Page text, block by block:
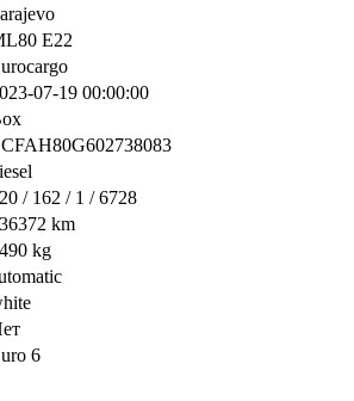
E22
07-19 00:00:00
/ 162 / 1 / 6728
km
kg
6